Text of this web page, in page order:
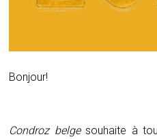
Bonjour!
Condroz belgesouhaite à